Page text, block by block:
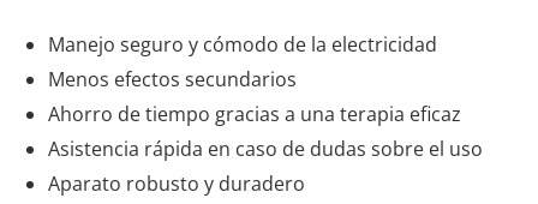
Manejo seguro y cómodo de la electricidad
Menos efectos secundarios
Ahorro de tiempo gracias a una terapia eficaz
Asistencia rápida en caso de dudas sobre el uso
Aparato robusto y duradero